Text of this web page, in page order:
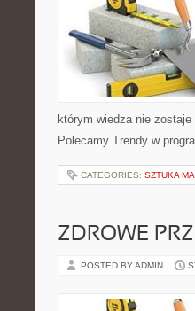
którym wiedza nie
Polecamy Trendy w
CATEGORIES: SZTUKA
ZDROWE
POSTED BY ADMIN